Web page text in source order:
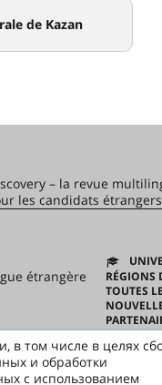
de Kazan
– la revue
les candidats étrangers
étrangère
RÉGIONS
TOUTES
HED
в том числе в целях
и обработки
с использованием